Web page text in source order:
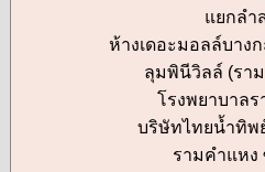
แยกลำ
ห้างเดอะมอลล์บาง
ลุมพินีวิลล์ (รา
โรงพยาบาล
บริษัทไทยน้ำทิพ
รามคำแหง